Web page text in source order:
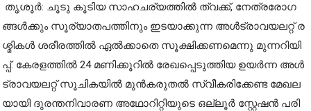
തൃ​ശൂ​ർ: ചൂ​ടു കൂ​ടി​യ സാ​ഹ​ച​ര്യ​ത്തി​ൽ ത്വ​ക്ക്, നേ​ത്ര​രോ​ഗ​
ങ്ങ​ൾ​ക്കും സൂ​ര്യാ​ത​പ​ത്തി​നും ഇ​ട​യാ​ക്കു​ന്ന അ​ൾ​ട്രാ​വ​യ​ല​റ്റ് ര​
ശ്മി​ക​ൾ ശ​രീ​ര​ത്തി​ൽ ഏ​ൽ​ക്കാ​തെ സൂ​ക്ഷി​ക്ക​ണ​മെ​ന്നു മു​ന്ന​റി​യി​
പ്പ്. കേ​ര​ള​ത്തി​ൽ 24 മ​ണി​ക്കൂ​റി​ൽ രേ​ഖ​പ്പെ​ടു​ത്തി​യ ഉ​യ​ർ​ന്ന അ​ൾ​
ട്രാ​വ​യ​ല​റ്റ് സൂ​ചി​ക​യി​ൽ മു​ൻ​ക​രു​ത​ൽ സ്വീ​ക​രി​ക്കേ​ണ്ട മേ​ഖ​ല​
യാ​യി ദു​ര​ന്ത​നി​വാ​ര​ണ അ​ഥോ​റി​റ്റി​യു​ടെ ഒ​ല്ലൂ​ർ സ്റ്റേ​ഷ​ൻ പ​രി​